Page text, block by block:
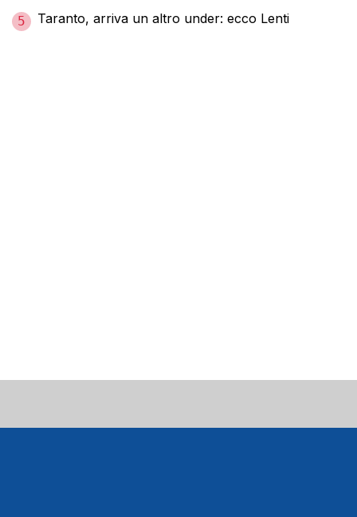
5 Taranto, arriva un altro under: ecco Lenti